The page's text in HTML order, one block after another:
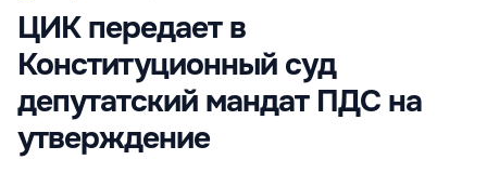
ЦИК передает в
Конституционный суд
депутатский мандат ПДС на
утверждение